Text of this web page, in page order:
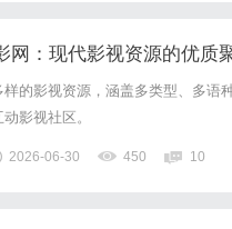
网：现代影视资源的优质
的影视资源，涵盖多类型、多语
影视社区。
2026-06-30 450 10